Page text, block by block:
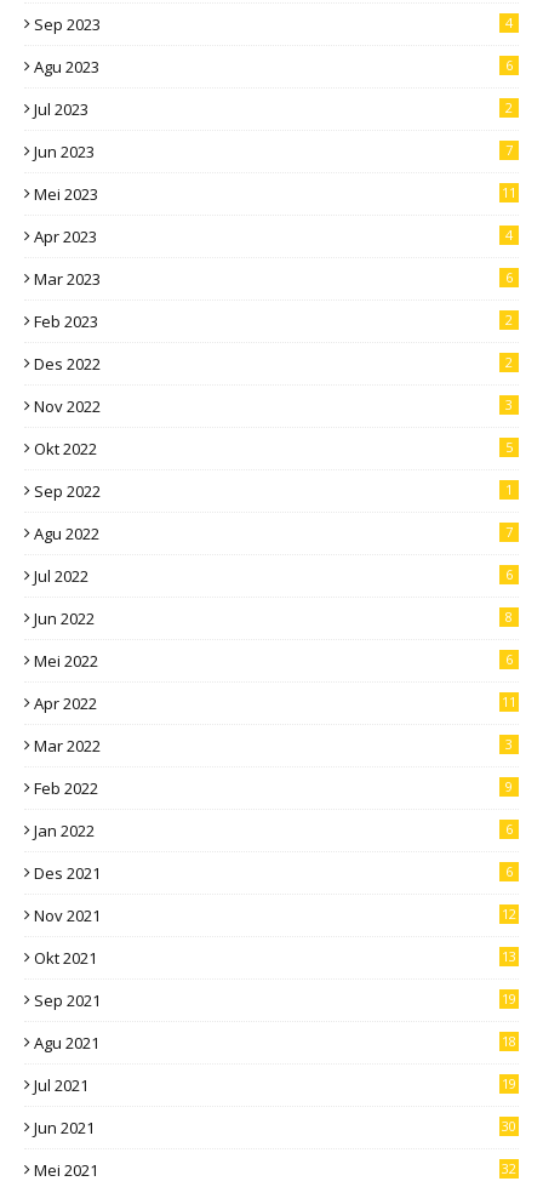
Sep 2023 4
Agu 2023 6
Jul 2023 2
Jun 2023 7
Mei 2023 11
Apr 2023 4
Mar 2023 6
Feb 2023 2
Des 2022 2
Nov 2022 3
Okt 2022 5
Sep 2022 1
Agu 2022 7
Jul 2022 6
Jun 2022 8
Mei 2022 6
Apr 2022 11
Mar 2022 3
Feb 2022 9
Jan 2022 6
Des 2021 6
Nov 2021 12
Okt 2021 13
Sep 2021 19
Agu 2021 18
Jul 2021 19
Jun 2021 30
Mei 2021 32